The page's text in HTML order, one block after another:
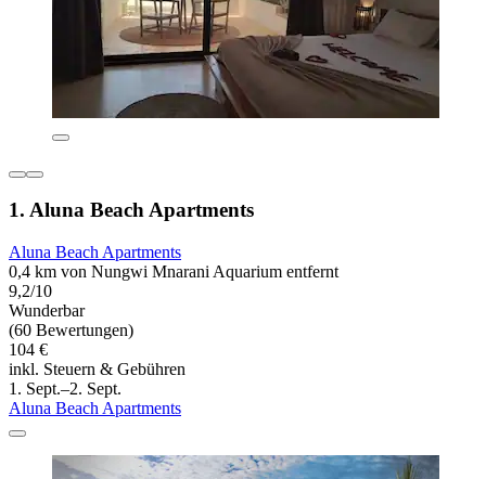
1. Aluna Beach Apartments
Aluna Beach Apartments
0,4 km von Nungwi Mnarani Aquarium entfernt
9,2/10
Wunderbar
(60 Bewertungen)
104 €
inkl. Steuern & Gebühren
1. Sept.–2. Sept.
Aluna Beach Apartments